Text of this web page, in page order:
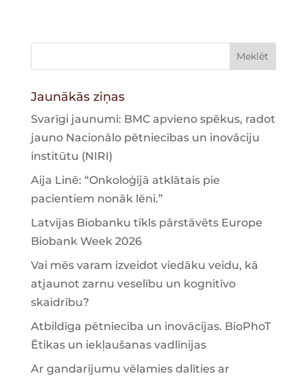
Jaunākās ziņas
Svarīgi jaunumi: BMC apvieno spēkus, radot
jauno Nacionālo pētniecības un inovāciju
institūtu (NIRI)
Aija Linē: “Onkoloģijā atklātais pie
pacientiem nonāk lēni.”
Latvijas Biobanku tīkls pārstāvēts Europe
Biobank Week 2026
Vai mēs varam izveidot viedāku veidu, kā
atjaunot zarnu veselību un kognitīvo
skaidrību?
Atbildīga pētniecība un inovācijas. BioPhoT
Ētikas un iekļaušanas vadlīnijas
Ar gandarījumu vēlamies dalīties ar